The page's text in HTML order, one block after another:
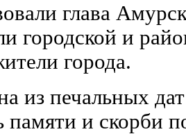
глава
городской и
города.
из печальных
памяти и скорби